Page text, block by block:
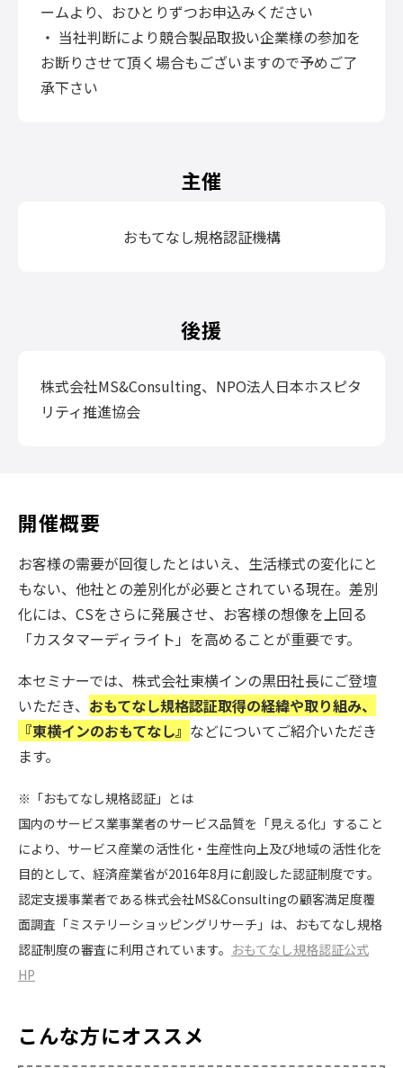
開催概要
お客様の需要が回復したとはいえ、生活様式の変化にと
もない、他社との差別化が必要とされている現在。差別
化には、CSをさらに発展させ、お客様の想像を上回る
「カスタマーディライト」を高めることが重要です。
本セミナーでは、株式会社東横インの黒田社長にご登壇
いただき、 おもてなし規格認証取得の経緯や取り組み、
『東横インのおもてなし』 などについてご紹介いただき
ます。
※「おもてなし規格認証」とは
国内のサービス業事業者のサービス品質を「見える化」すること
により、サービス産業の活性化・生産性向上及び地域の活性化を
目的として、経済産業省が2016年8月に創設した認証制度です。
認定支援事業者である株式会社MS&Consultingの顧客満足度覆
面調査「ミステリーショッピングリサーチ」は、おもてなし規格
認証制度の審査に利用されています。 おもてなし規格認証公式
HP
こんな方にオススメ
ームより、おひとりずつお申込みください
・ 当社判断により競合製品取扱い企業様の参加を
お断りさせて頂く場合もございますので予めご了
承下さい
主催
おもてなし規格認証機構
後援
株式会社MS&Consulting、NPO法人日本ホスピタ
リティ推進協会